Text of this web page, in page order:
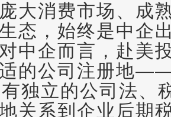
大消费市场、成
态，始终是中企
中企而言，赴美
的公司注册地
独立的公司法、
关系到企业后期